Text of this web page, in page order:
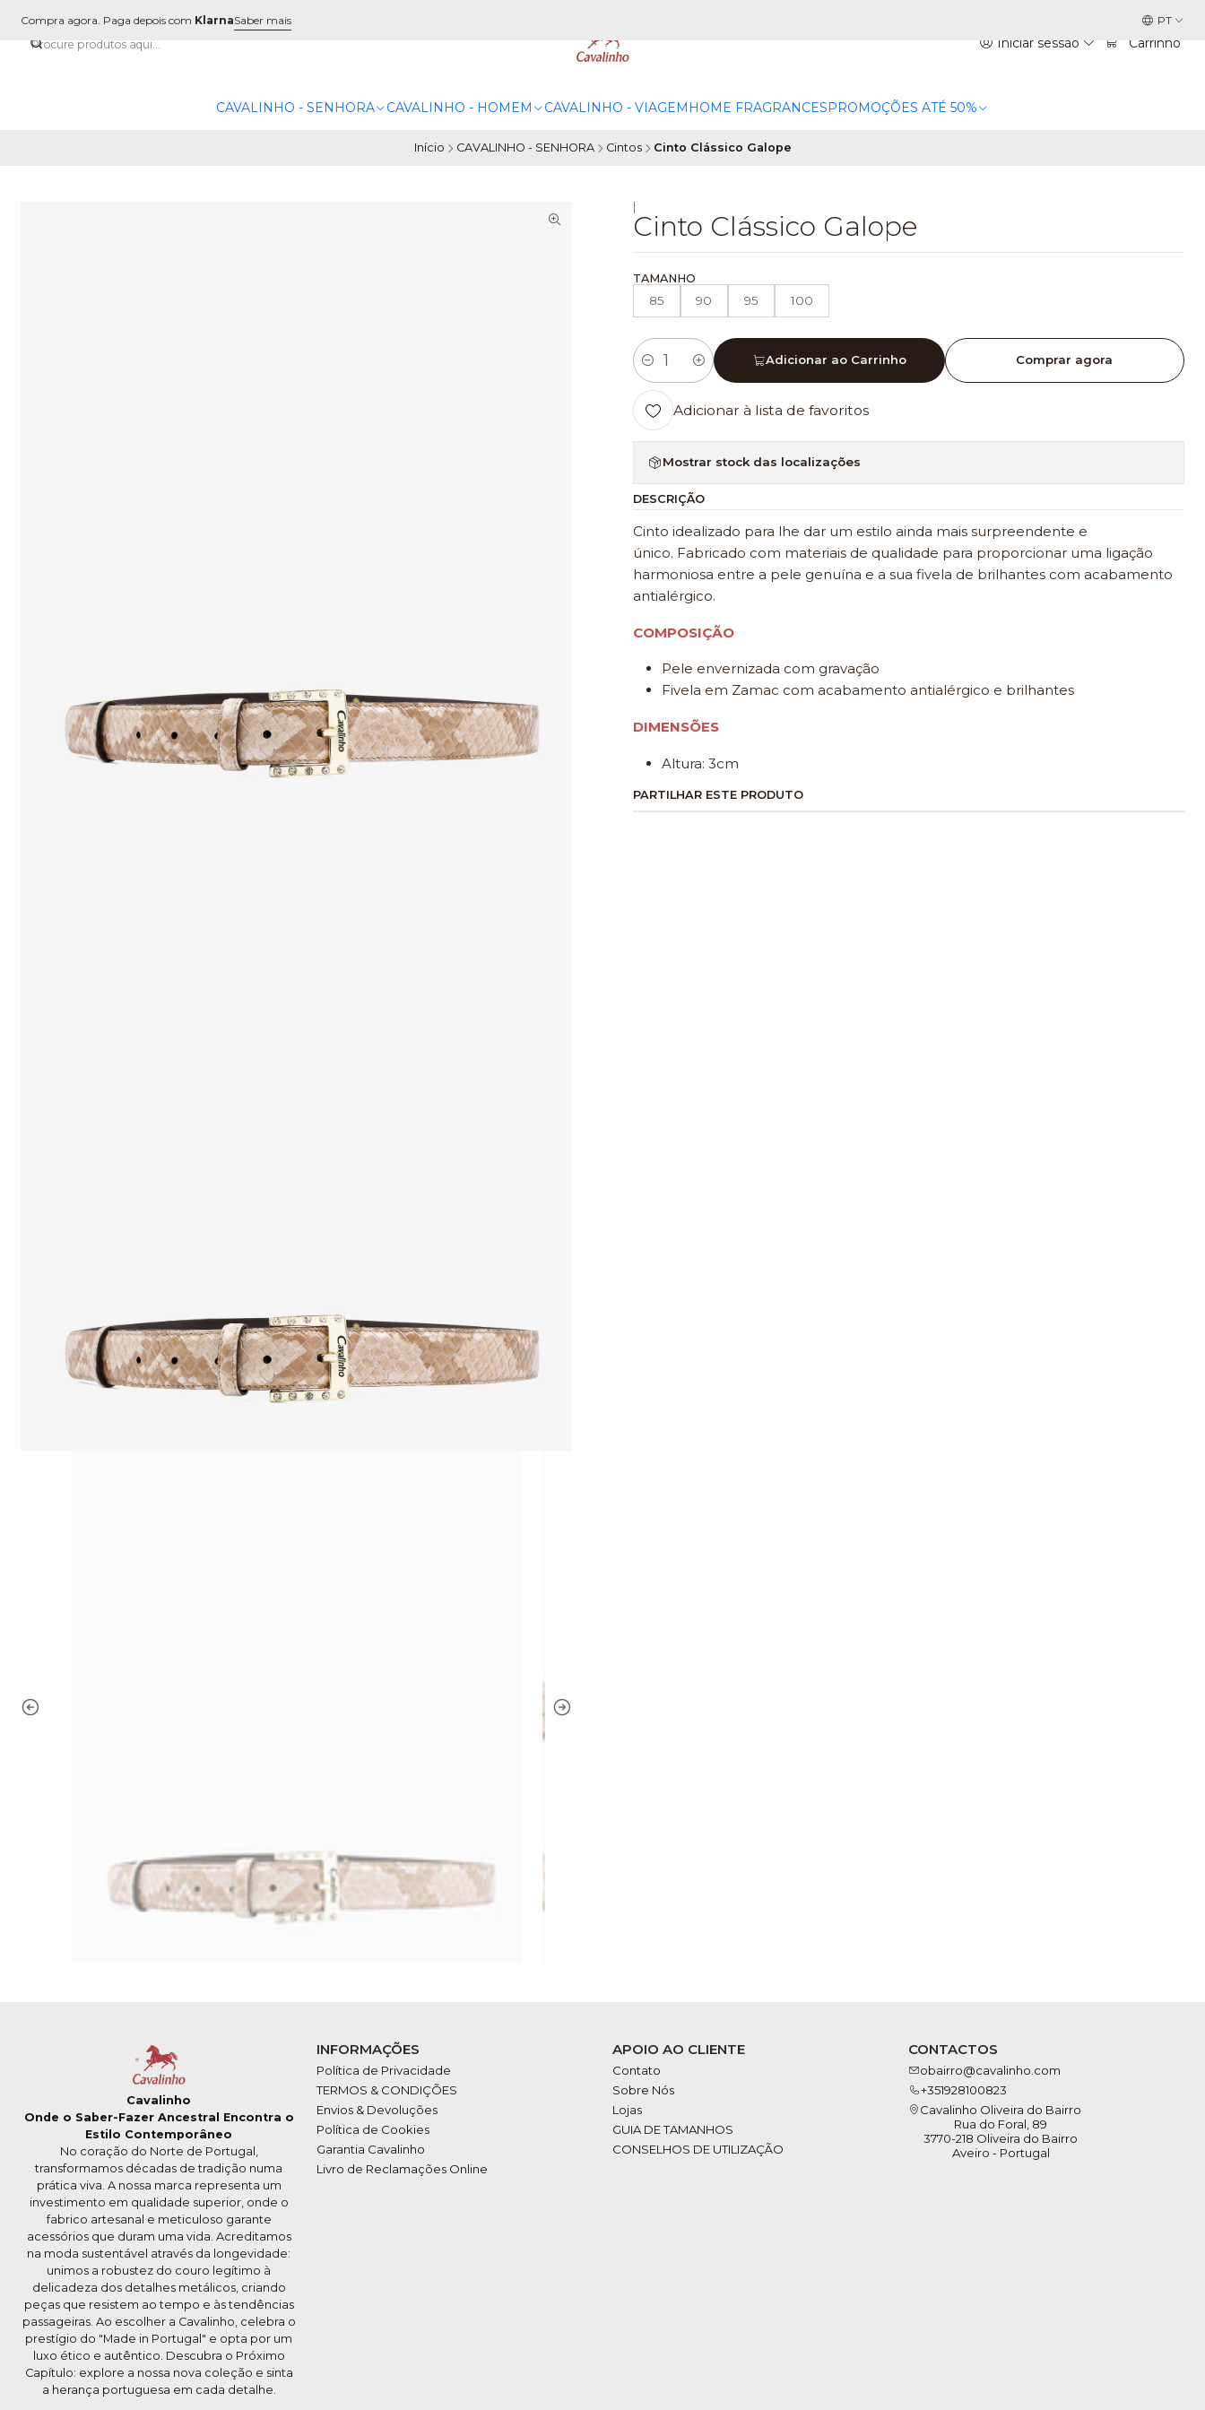
Iniciar sessão Carrinho
CAVALINHO - SENHORA CAVALINHO - HOMEM CAVALINHO - VIAGEM HOME FRAGRANCESPROMOÇÕES ATÉ 50%
Compra agora. Paga depois com KlarnaSaber mais PT
Início CAVALINHO - SENHORA Cintos Cinto Clássico Galope
Cinto Clássico Galope
TAMANHO
85 90 95 100
Quantidade
Adicionar ao Carrinho Comprar agora
Adicionar à lista de favoritos
Mostrar stock das localizações
DESCRIÇÃO
Cinto idealizado para lhe dar um estilo ainda mais surpreendente e
único. Fabricado com materiais de qualidade para proporcionar uma ligação
harmoniosa entre a pele genuína e a sua fivela de brilhantes com acabamento
antialérgico.
COMPOSIÇÃO
Pele envernizada com gravação
Fivela em Zamac com acabamento antialérgico e brilhantes
DIMENSÕES
Altura: 3cm
PARTILHAR ESTE PRODUTO
Cavalinho
Onde o Saber-Fazer Ancestral Encontra o
Estilo Contemporâneo
No coração do Norte de Portugal,
transformamos décadas de tradição numa
prática viva. A nossa marca representa um
investimento em qualidade superior, onde o
fabrico artesanal e meticuloso garante
acessórios que duram uma vida. Acreditamos
na moda sustentável através da longevidade:
unimos a robustez do couro legítimo à
delicadeza dos detalhes metálicos, criando
peças que resistem ao tempo e às tendências
passageiras. Ao escolher a Cavalinho, celebra o
prestígio do "Made in Portugal" e opta por um
luxo ético e autêntico. Descubra o Próximo
Capítulo: explore a nossa nova coleção e sinta
a herança portuguesa em cada detalhe.
INFORMAÇÕES
Política de Privacidade
TERMOS & CONDIÇÕES
Envios & Devoluções
Política de Cookies
Garantia Cavalinho
Livro de Reclamações Online
APOIO AO CLIENTE
Contato
Sobre Nós
Lojas
GUIA DE TAMANHOS
CONSELHOS DE UTILIZAÇÃO
CONTACTOS
obairro@cavalinho.com
+351928100823
Cavalinho Oliveira do Bairro
Rua do Foral, 89
3770-218 Oliveira do Bairro
Aveiro - Portugal